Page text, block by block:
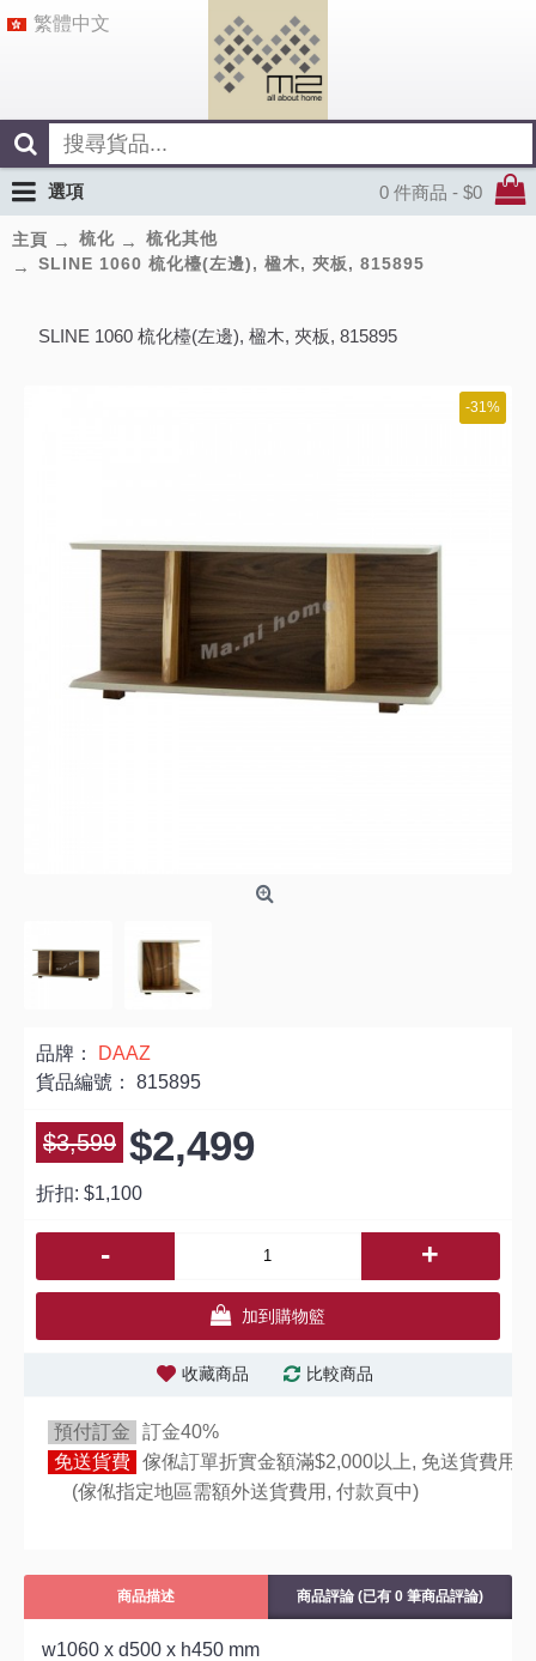
繁體中文
0 件商品 - $0
選項
主頁 梳化
梳化其他
SLINE 1060 梳化檯(左邊), 楹木, 夾板, 815895
SLINE 1060 梳化檯(左邊), 楹木, 夾板, 815895
-31%
品牌：
DAAZ
貨品編號： 815895
$3,599 $2,499
折扣: $1,100
- +
加到購物籃
收藏商品 比較商品
預付訂金
訂金40%
免送貨費 傢俬訂單折實金額滿$2,000以上, 免送貨費用,
(傢俬指定地區需額外送貨費用, 付款頁中)
商品描述 商品評論 (已有 0 筆商品評論)
w1060 x d500 x h450 mm